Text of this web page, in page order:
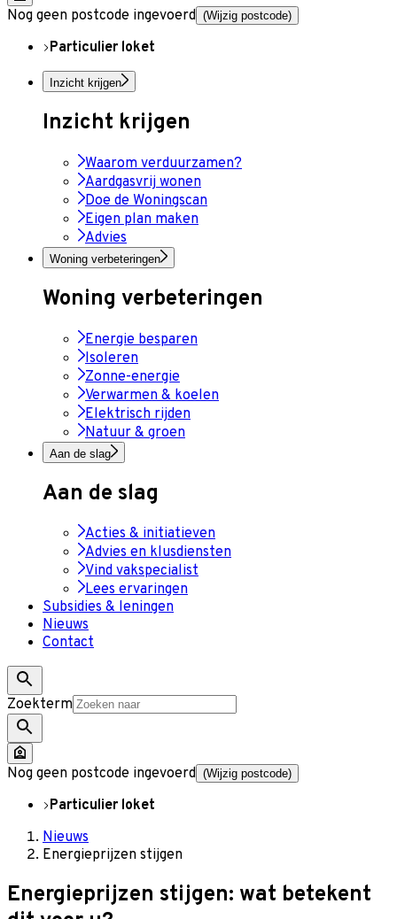
Nog geen postcode ingevoerd (Wijzig postcode)
Particulier loket
Inzicht krijgen
Inzicht krijgen
Waarom verduurzamen?
Aardgasvrij wonen
Doe de Woningscan
Eigen plan maken
Advies
Woning verbeteringen
Woning verbeteringen
Energie besparen
Isoleren
Zonne-energie
Verwarmen & koelen
Elektrisch rijden
Natuur & groen
Aan de slag
Aan de slag
Acties & initiatieven
Advies en klusdiensten
Vind vakspecialist
Lees ervaringen
Subsidies & leningen
Nieuws
Contact
Zoekterm
Nog geen postcode ingevoerd (Wijzig postcode)
Particulier loket
Nieuws
Energieprijzen stijgen
Energieprijzen stijgen: wat betekent